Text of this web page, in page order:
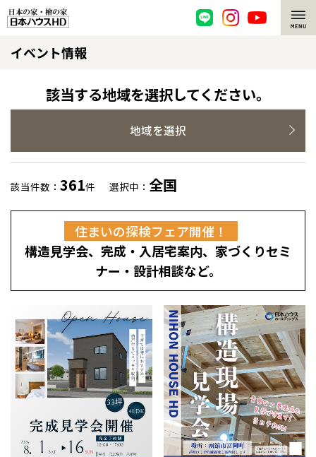
脱炭素・檜の家
環境にやさしい、脱炭素社会の住宅
耐震構造
高耐久住宅
高断熱・高気密の家
エネルギー自給自足
感謝訪問・長期保証
直営工事
1メーターモジュール
冷暖房標準装備
選ばれる理由
檜の魅力 トップ
檜と日本人
1000年を超えて生きる檜
知られざる檜の効果・作用
理想の木材「檜」
注文住宅
グレートステージ
平屋の家
外観・インテリア集
暮らし方提案
リフォーム トップ
選ばれる理由
リフォームの流れ
介護保険利用で快適リフォーム
賃貸併用住宅のメリット
安心のサポートシステム
展示場案内
分譲住宅・土地
分譲マンション
分譲マンション トップ
ワザックとは
会社情報
イベント情報
該当する地域を選択してください。
地域を選択
該当件数： 361件 選択中： 全国
住まいの探検フェア開催！
構造見学会、完成・入居宅案内、家づくりセミ
ナー・設計相談など。